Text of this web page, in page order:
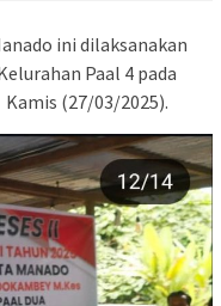
ini dilaksanakan
Paal 4 pada
(27/03/2025).